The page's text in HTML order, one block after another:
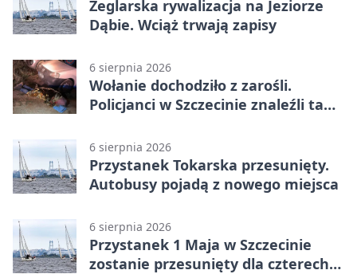
Żeglarska rywalizacja na Jeziorze
Dąbie. Wciąż trwają zapisy
6 sierpnia 2026
Wołanie dochodziło z zarośli.
Policjanci w Szczecinie znaleźli tam
6 sierpnia 2026
Przystanek Tokarska przesunięty.
Autobusy pojadą z nowego miejsca
6 sierpnia 2026
Przystanek 1 Maja w Szczecinie
zostanie przesunięty dla czterech